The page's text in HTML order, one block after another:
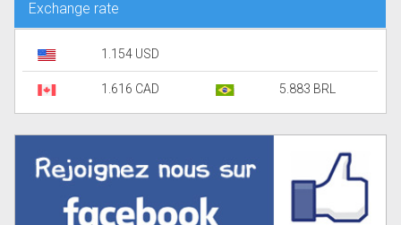
Exchange rate
1.154 USD
1.616 CAD 5.883 BRL